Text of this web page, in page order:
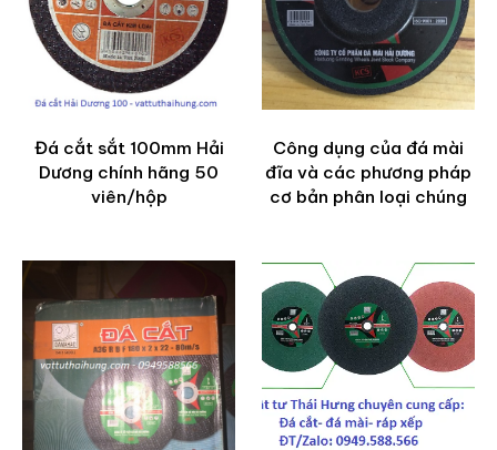
Đá cắt sắt 100mm Hải
Dương chính hãng 50
viên/hộp
Công dụng của đá mài
đĩa và các phương pháp
cơ bản phân loại chúng